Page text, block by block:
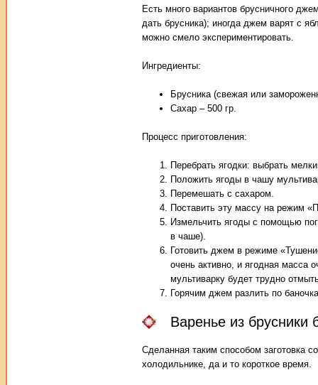
Есть много вариантов брусничного
дать брусника); иногда джем варят с
можно смело экспериментировать.
Ингредиенты:
Брусника (свежая или
Сахар – 500 гр.
Процесс приготовления:
Перебрать ягодки: выбрать
Положить ягоды в чашу
Перемешать с сахаром.
Поставить эту массу на режим
Измельчить ягоды с помощью
в чаше).
Готовить джем в режиме
очень активно, и ягодная масса
мультиварку будет трудно
Горячим джем разлить по
Варенье из брусники
Сделанная таким способом заготовка
холодильнике, да и то короткое время.